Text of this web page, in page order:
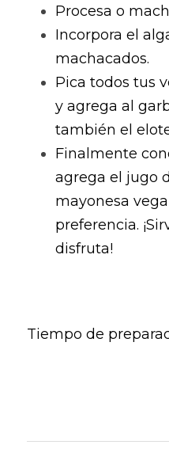
Procesa o
Incorpora el
machacados.
Pica todos tus
y agrega al
también el
Finalmente
agrega el jugo
mayonesa
preferencia.
disfruta!
Tiempo de